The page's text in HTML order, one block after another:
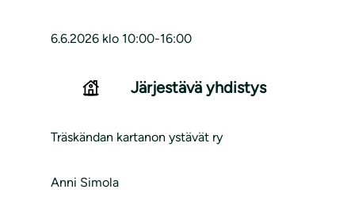
6.6.2026 klo 10:00-16:00
Järjestävä yhdistys
Träskändan kartanon ystävät ry
Anni Simola